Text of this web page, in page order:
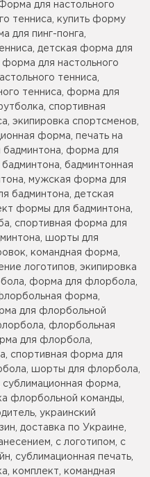
для настольного
тенниса, купить форму
для пинг-понга,
детская форма для
форма для настольного
тенниса,
тенниса, форма для
спортивная
экипировка спортсменов,
форма, печать на
форма для
бадминтонная
мужская форма для
бадминтона, детская
формы для бадминтона,
спортивная форма для
шорты для
командная форма,
логотипов, экипировка
форма для флорбола,
форма,
для флорбольной
флорбольная
для флорбола,
спортивная форма для
шорты для флорбола,
форма,
флорбольной команды,
украинский
доставка по Украине,
с логотипом, с
сублимационная печать,
комплект, командная